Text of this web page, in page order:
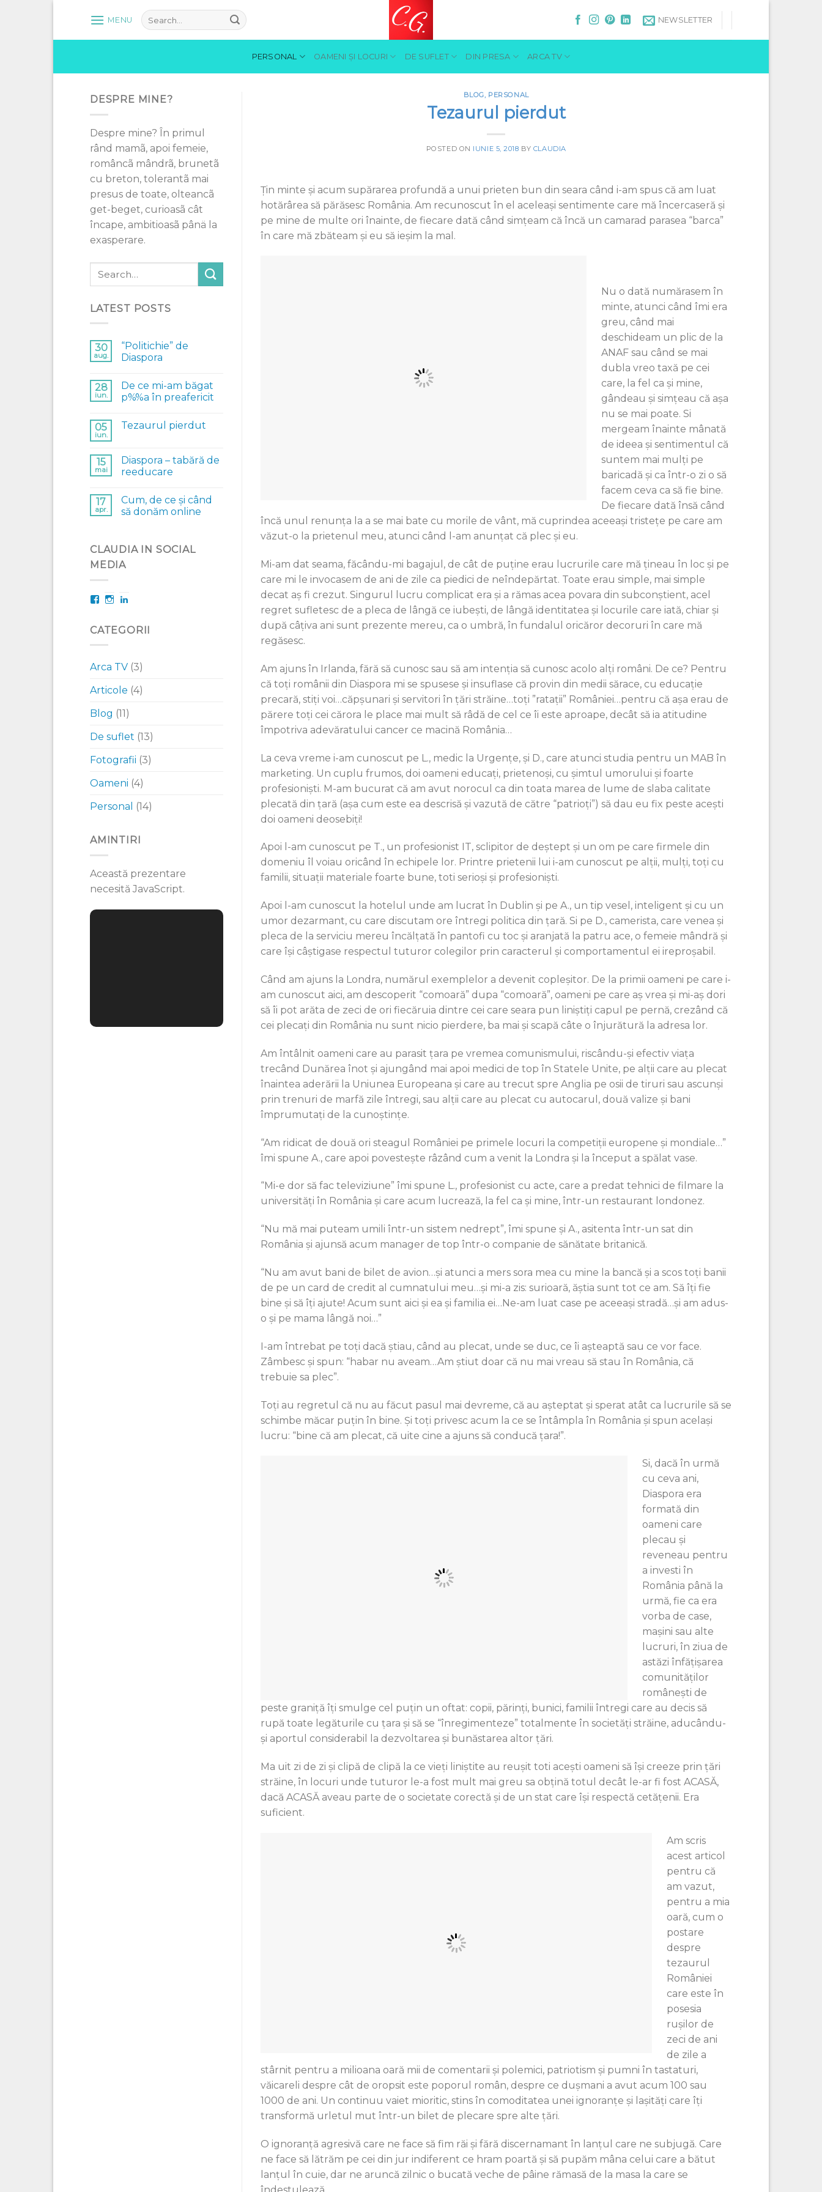
content
MENU NEWSLETTER
PERSONAL OAMENI ŞI LOCURI DE SUFLET DIN PRESA ARCA TV
DESPRE MINE?
Despre mine? În primul
rând mamã, apoi femeie,
româncã mândrã, brunetã
cu breton, tolerantã mai
presus de toate, olteancã
get-beget, curioasã cât
încape, ambitioasã pânä la
exasperare.
LATEST POSTS
30
aug.
“Politichie” de
Diaspora
28
iun.
De ce mi-am băgat
p%%a în preafericit
05
iun.
Tezaurul pierdut
15
mai
Diaspora – tabără de
reeducare
17
apr.
Cum, de ce și când
să donăm online
CLAUDIA IN SOCIAL
MEDIA
FacebookInstagram
CATEGORII
Arca TV (3)
Articole (4)
Blog (11)
De suflet (13)
Fotografii (3)
Oameni (4)
Personal
(14)
AMINTIRI
Această prezentare
necesită JavaScript.
BLOG, PERSONAL
Tezaurul pierdut
POSTED ON IUNIE 5, 2018 BY CLAUDIA
Ţin minte şi acum supărarea profundă a unui prieten bun din seara când i-am spus că am luat
hotărârea să părăsesc România. Am recunoscut în el aceleaşi sentimente care mă încercaseră şi
pe mine de multe ori înainte, de fiecare dată când simţeam că încă un camarad parasea “barca”
în care mă zbăteam şi eu să ieşim la mal.
Nu o dată numărasem în
minte, atunci când îmi era
greu, când mai
deschideam un plic de la
ANAF sau când se mai
dubla vreo taxă pe cei
care, la fel ca şi mine,
gândeau şi simţeau că aşa
nu se mai poate. Si
mergeam înainte mânată
de ideea şi sentimentul că
suntem mai mulţi pe
baricadă şi ca într-o zi o să
facem ceva ca să fie bine.
De fiecare dată însă când
încă unul renunţa la a se mai bate cu morile de vânt, mă cuprindea aceeaşi tristeţe pe care am
văzut-o la prietenul meu, atunci când l-am anunţat că plec şi eu.
Mi-am dat seama, făcându-mi bagajul, de cât de puţine erau lucrurile care mă ţineau în loc şi pe
care mi le invocasem de ani de zile ca piedici de neîndepărtat. Toate erau simple, mai simple
decat aş fi crezut. Singurul lucru complicat era şi a rămas acea povara din subconştient, acel
regret sufletesc de a pleca de lângă ce iubeşti, de lângă identitatea şi locurile care iată, chiar şi
după câţiva ani sunt prezente mereu, ca o umbră, în fundalul oricăror decoruri în care mă
regăsesc.
Am ajuns în Irlanda, fără să cunosc sau să am intenţia să cunosc acolo alţi români. De ce? Pentru
că toţi românii din Diaspora mi se spusese şi insuflase că provin din medii sărace, cu educaţie
precară, stiţi voi…căpşunari şi servitori în ţări străine…toţi ”rataţii” României…pentru că aşa erau de
părere toţi cei cărora le place mai mult să râdă de cel ce îi este aproape, decât să ia atitudine
împotriva adevăratului cancer ce macină România…
La ceva vreme i-am cunoscut pe L., medic la Urgenţe, şi D., care atunci studia pentru un MAB în
marketing. Un cuplu frumos, doi oameni educaţi, prietenoşi, cu şimtul umorului şi foarte
profesionişti. M-am bucurat că am avut norocul ca din toata marea de lume de slaba calitate
plecată din ţară (aşa cum este ea descrisă şi vazută de către “patrioţi”) să dau eu fix peste aceşti
doi oameni deosebiţi!
Apoi l-am cunoscut pe T., un profesionist IT, sclipitor de deştept şi un om pe care firmele din
domeniu îl voiau oricând în echipele lor. Printre prietenii lui i-am cunoscut pe alţii, mulţi, toţi cu
familii, situaţii materiale foarte bune, toti serioşi şi profesionişti.
Apoi l-am cunoscut la hotelul unde am lucrat în Dublin şi pe A., un tip vesel, inteligent şi cu un
umor dezarmant, cu care discutam ore întregi politica din ţară. Si pe D., camerista, care venea şi
pleca de la serviciu mereu încălţată în pantofi cu toc şi aranjată la patru ace, o femeie mândră şi
care îşi câştigase respectul tuturor colegilor prin caracterul şi comportamentul ei ireproşabil.
Când am ajuns la Londra, numărul exemplelor a devenit copleşitor. De la primii oameni pe care i-
am cunoscut aici, am descoperit “comoară” dupa “comoară”, oameni pe care aş vrea şi mi-aş dori
să îi pot arăta de zeci de ori fiecăruia dintre cei care seara pun liniştiţi capul pe pernă, crezând că
cei plecaţi din România nu sunt nicio pierdere, ba mai şi scapă câte o înjurătură la adresa lor.
Am întâlnit oameni care au parasit ţara pe vremea comunismului, riscându-şi efectiv viaţa
trecând Dunărea înot şi ajungând mai apoi medici de top în Statele Unite, pe alţii care au plecat
înaintea aderării la Uniunea Europeana şi care au trecut spre Anglia pe osii de tiruri sau ascunşi
prin trenuri de marfă zile întregi, sau alţii care au plecat cu autocarul, două valize şi bani
împrumutaţi de la cunoştinţe.
“Am ridicat de două ori steagul României pe primele locuri la competiţii europene şi mondiale…”
îmi spune A., care apoi povesteşte râzând cum a venit la Londra şi la început a spălat vase.
“Mi-e dor să fac televiziune” îmi spune L., profesionist cu acte, care a predat tehnici de filmare la
universităţi în România şi care acum lucrează, la fel ca şi mine, într-un restaurant londonez.
“Nu mă mai puteam umili într-un sistem nedrept”, îmi spune şi A., asitenta într-un sat din
România şi ajunsă acum manager de top într-o companie de sănătate britanică.
“Nu am avut bani de bilet de avion…şi atunci a mers sora mea cu mine la bancă şi a scos toţi banii
de pe un card de credit al cumnatului meu…şi mi-a zis: surioară, ăştia sunt tot ce am. Să îţi fie
bine şi să îţi ajute! Acum sunt aici şi ea şi familia ei…Ne-am luat case pe aceeaşi stradă…şi am adus-
o şi pe mama lângă noi…”
I-am întrebat pe toţi dacă ştiau, când au plecat, unde se duc, ce îi aşteaptă sau ce vor face.
Zâmbesc şi spun: “habar nu aveam…Am ştiut doar că nu mai vreau să stau în România, că
trebuie sa plec”.
Toţi au regretul că nu au făcut pasul mai devreme, că au aşteptat şi sperat atât ca lucrurile să se
schimbe măcar puţin în bine. Şi toţi privesc acum la ce se întâmpla în România şi spun acelaşi
lucru: “bine că am plecat, că uite cine a ajuns să conducă ţara!”.
Si, dacă în urmă
cu ceva ani,
Diaspora era
formată din
oameni care
plecau şi
reveneau pentru
a investi în
România până la
urmă, fie ca era
vorba de case,
maşini sau alte
lucruri, în ziua de
astăzi înfăţişarea
comunităţilor
româneşti de
peste graniţă îţi smulge cel puţin un oftat: copii, părinţi, bunici, familii întregi care au decis să
rupă toate legăturile cu ţara şi să se “înregimenteze” totalmente în societăţi străine, aducându-
şi aportul considerabil la dezvoltarea şi bunăstarea altor ţări.
Ma uit zi de zi şi clipă de clipă la ce vieţi liniştite au reuşit toti aceşti oameni să îşi creeze prin ţări
străine, în locuri unde tuturor le-a fost mult mai greu sa obţină totul decât le-ar fi fost ACASĂ,
dacă ACASĂ aveau parte de o societate corectă şi de un stat care îşi respectă cetăţenii. Era
suficient.
Am scris
acest articol
pentru că
am vazut,
pentru a mia
oară, cum o
postare
despre
tezaurul
României
care este în
posesia
ruşilor de
zeci de ani
de zile a
stârnit pentru a milioana oară mii de comentarii şi polemici, patriotism şi pumni în tastaturi,
văicareli despre cât de oropsit este poporul român, despre ce duşmani a avut acum 100 sau
1000 de ani. Un continuu vaiet mioritic, stins în comoditatea unei ignoranţe şi laşităţi care îţi
transformă urletul mut într-un bilet de plecare spre alte ţări.
O ignoranţă agresivă care ne face să fim răi şi fără discernamant în lanţul care ne subjugă. Care
ne face să lătrăm pe cei din jur indiferent ce hram poartă şi să pupăm mâna celui care a bătut
lanţul în cuie, dar ne aruncă zilnic o bucată veche de pâine rămasă de la masa la care se